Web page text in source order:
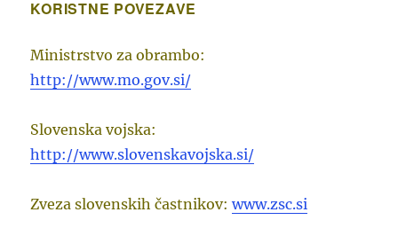
KORISTNE POVEZAVE
Ministrstvo za obrambo:
http://www.mo.gov.si/
Slovenska vojska:
http://www.slovenskavojska.si/
Zveza slovenskih častnikov:www.zsc.si